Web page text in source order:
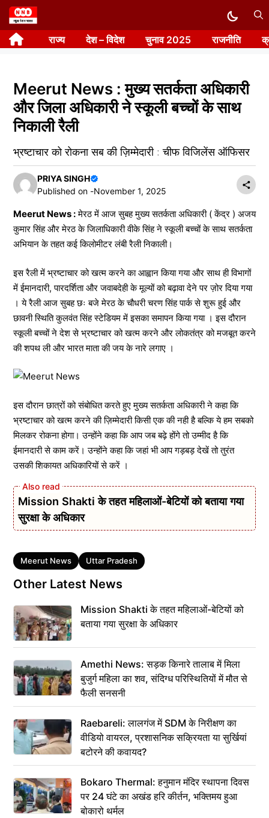
Skip
to
content राज्य देश – विदेश चुनाव 2025 राजनीति
Meerut News : मुख्य सतर्कता अधिकारी
और जिला अधिकारी ने स्कूली बच्चों के साथ
निकाली रैली
भ्रष्टाचार को रोकना सब की ज़िम्मेदारी : चीफ विजिलेंस ऑफिसर
PRIYA SINGH
Published on -November 1, 2025
Meerut News :मेरठ में आज सुबह मुख्य सतर्कता अधिकारी ( केंद्र ) अजय
कुमार सिंह और मेरठ के जिलाधिकारी वीके सिंह ने स्कूली बच्चों के साथ सतर्कता
अभियान के तहत कई किलोमीटर लंबी रैली निकाली।
इस रैली में भ्रष्टाचार को खत्म करने का आह्वान किया गया और साथ ही विभागों
में ईमानदारी, पारदर्शिता और जवाबदेही के मूल्यों को बढ़ावा देने पर ज़ोर दिया गया
। ये रैली आज सुबह छः बजे मेरठ के चौधरी चरण सिंह पार्क से शुरू हुई और
छावनी स्थिति कुलवंत सिंह स्टेडियम में इसका समापन किया गया । इस दौरान
स्कूली बच्चों ने देश से भ्रष्टाचार को खत्म करने और लोकतंत्र को मजबूत करने
की शपथ ली और भारत माता की जय के नारे लगाए ।
इस दौरान छात्रों को संबोधित करते हुए मुख्य सतर्कता अधिकारी ने कहा कि
भ्रष्टाचार को खत्म करने की ज़िम्मेदारी किसी एक की नही है बल्कि ये हम सबको
मिलकर रोकना होगा। उन्होंने कहा कि आप जब बढ़े होंगे तो उम्मीद है कि
ईमानदारी से काम करें। उन्होंने कहा कि जहां भी आप गड़बड़ देखें तो तुरंत
उसकी शिकायत अधिकारियों से करें ।
Mission Shakti के तहत महिलाओं-बेटियों को बताया गया
सुरक्षा के अधिकार
Tags
Meerut News Uttar Pradesh
Other Latest News
Mission Shakti के तहत महिलाओं-बेटियों को
बताया गया सुरक्षा के अधिकार
Amethi News: सड़क किनारे तालाब में मिला
बुजुर्ग महिला का शव, संदिग्ध परिस्थितियों में मौत से
फैली सनसनी
Raebareli: लालगंज में SDM के निरीक्षण का
वीडियो वायरल, प्रशासनिक सक्रियता या सुर्खियां
बटोरने की कवायद?
Bokaro Thermal: हनुमान मंदिर स्थापना दिवस
पर 24 घंटे का अखंड हरि कीर्तन, भक्तिमय हुआ
बोकारो थर्मल